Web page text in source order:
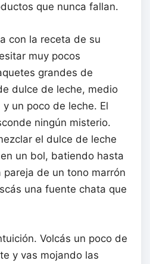
que nunca fallan.
con la receta de su
muy pocos
grandes de
dulce de leche, medio
un poco de leche. El
ningún misterio.
el dulce de leche
un bol, batiendo hasta
pareja de un tono marrón
una fuente chata que
Volcás un poco de
y vas mojando las